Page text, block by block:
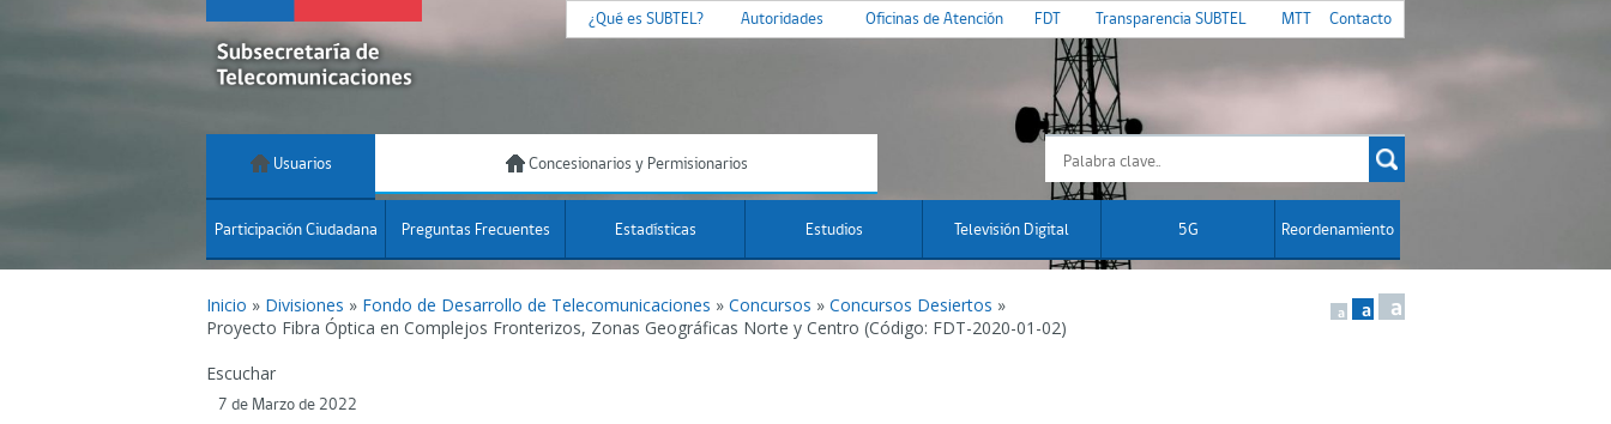
¿Qué es SUBTEL? Autoridades Oficinas de Atención FDT Transparencia SUBTEL MTT Contacto
Usuarios Concesionarios y Permisionarios
Participación Ciudadana Preguntas Frecuentes Estadísticas Estudios Televisión Digital 5G Reordenamiento
Inicio » Divisiones » Fondo de Desarrollo de Telecomunicaciones » Concursos » Concursos Desiertos »
Proyecto Fibra Óptica en Complejos Fronterizos, Zonas Geográficas Norte y Centro (Código: FDT-2020-01-02)
a a a
Escuchar
7 de Marzo de 2022